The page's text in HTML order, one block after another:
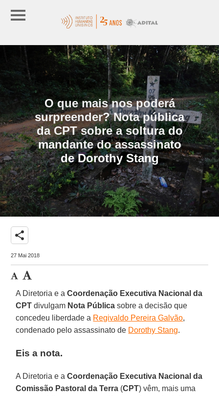
O que mais nos poderá
surpreender? Nota pública
da CPT sobre a soltura do
mandante do assassinato
de Dorothy Stang
share
27 Mai 2018
A Diretoria e aCoordenação Executiva Nacional da
CPT divulgam Nota Pública sobre a decisão que
concedeu liberdade a Regivaldo Pereira Galvão,
condenado pelo assassinato de Dorothy Stang.
Eis a nota.
A Diretoria e aCoordenação Executiva Nacional da
Comissão Pastoral da Terra (CPT) vêm, mais uma